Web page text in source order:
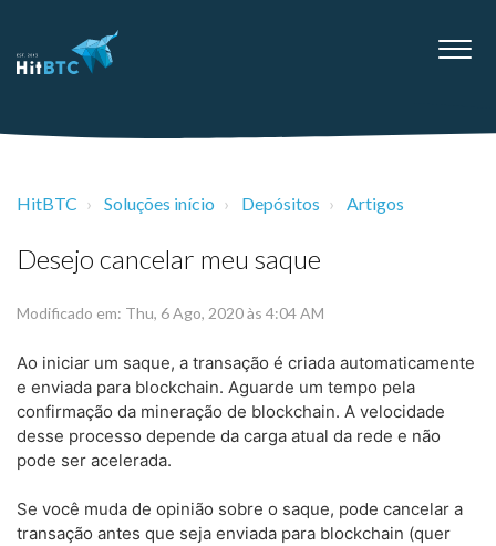
HitBTC Soluções início Depósitos Artigos
Desejo cancelar meu saque
Modificado em: Thu, 6 Ago, 2020 às 4:04 AM
Ao iniciar um saque, a transação é criada automaticamente
e enviada para blockchain. Aguarde um tempo pela
confirmação da mineração de blockchain. A velocidade
desse processo depende da carga atual da rede e não
pode ser acelerada.
Se você muda de opinião sobre o saque, pode cancelar a
transação antes que seja enviada para blockchain (quer